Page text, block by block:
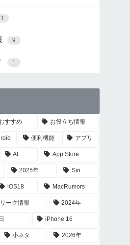
1
9
1
すすめ お役立ち情報
便利機能 アプリ
AI App Store
2025年 Siri
iOS18 MacRumors
リーク情報 2024年
iPhone 16
小ネタ 2026年